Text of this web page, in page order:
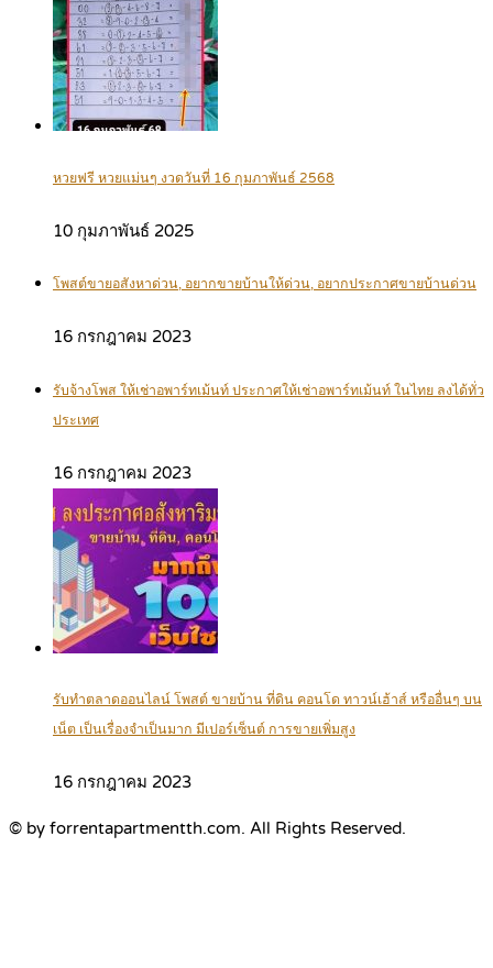
หวยฟรี หวยแม่นๆ งวดวันที่ 16 กุมภาพันธ์ 2568
10 กุมภาพันธ์ 2025
โพสต์ขายอสังหาด่วน, อยากขายบ้านให้ด่วน, อยากประกาศขายบ้านด่วน
16 กรกฎาคม 2023
รับจ้างโพส ให้เช่าอพาร์ทเม้นท์ ประกาศให้เช่าอพาร์ทเม้นท์ ในไทย ลงได้ทั่ว
ประเทศ
16 กรกฎาคม 2023
รับทำตลาดออนไลน์ โพสต์ ขายบ้าน ที่ดิน คอนโด ทาวน์เฮ้าส์ หรืออื่นๆ บน
เน็ต เป็นเรื่องจำเป็นมาก มีเปอร์เซ็นต์ การขายเพิ่มสูง
16 กรกฎาคม 2023
© by forrentapartmentth.com. All Rights Reserved.